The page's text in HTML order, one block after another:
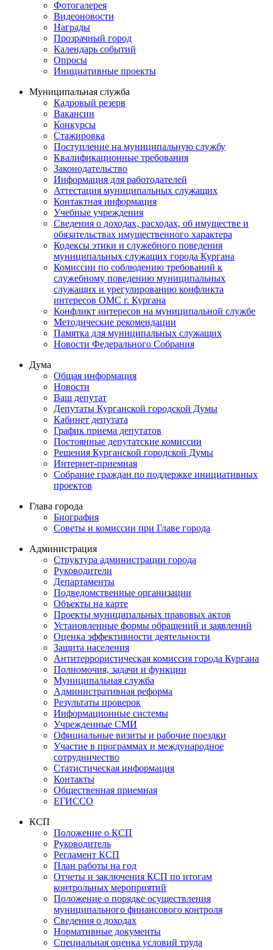
Фотогалерея
Видеоновости
Награды
Прозрачный город
Календарь событий
Опросы
Инициативные проекты
Муниципальная служба
Кадровый резерв
Вакансии
Конкурсы
Стажировка
Поступление на муниципальную службу
Квалификационные требования
Законодательство
Информация для работодателей
Аттестация муниципальных служащих
Контактная информация
Учебные учреждения
Сведения о доходах, расходах, об имуществе и
обязательствах имущественного характера
Кодексы этики и служебного поведения
муниципальных служащих города Кургана
Комиссии по соблюдению требований к
служебному поведению муниципальных
служащих и урегулированию конфликта
интересов ОМС г. Кургана
Конфликт интересов на муниципальной службе
Методические рекомендации
Памятка для муниципальных служащих
Новости Федерального Cобрания
Дума
Общая информация
Новости
Ваш депутат
Депутаты Курганской городской Думы
Кабинет депутата
График приема депутатов
Постоянные депутатские комиссии
Решения Курганской городской Думы
Интернет-приемная
Собрание граждан по поддержке инициативных
проектов
Глава города
Биография
Советы и комиссии при Главе города
Администрация
Структура администрации города
Руководители
Департаменты
Подведомственные организации
Объекты на карте
Проекты муниципальных правовых актов
Установленные формы обращений и заявлений
Оценка эффективности деятельности
Защита населения
Антитеррористическая комиссия города Кургана
Полномочия, задачи и функции
Муниципальная служба
Административная реформа
Результаты проверок
Информационные системы
Учрежденные СМИ
Официальные визиты и рабочие поездки
Участие в программах и международное
сотрудничество
Статистическая информация
Контакты
Общественная приемная
ЕГИССО
КСП
Положение о КСП
Руководитель
Регламент КСП
План работы на год
Отчеты и заключения КСП по итогам
контрольных мероприятий
Положение о порядке осуществления
муниципального финансового контроля
Сведения о доходах
Нормативные документы
Специальная оценка условий труда